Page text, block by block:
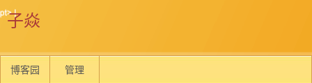
子焱
博客园 管理